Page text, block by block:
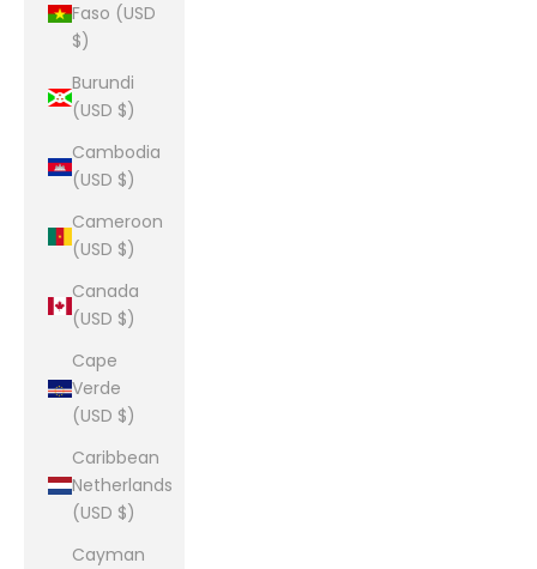
Faso (USD
$)
Burundi
(USD $)
Cambodia
(USD $)
Cameroon
(USD $)
Canada
(USD $)
Cape
Verde
(USD $)
Caribbean
Netherlands
(USD $)
Cayman